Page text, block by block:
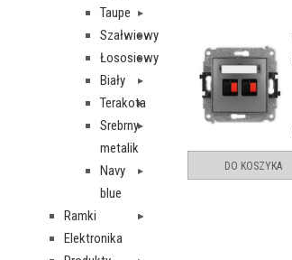
Taupe
Szałwiowy
Łososiowy
Biały
Terakota
Srebrny
metalik
Navy
blue
Ramki
Elektronika
DO KOSZYKA